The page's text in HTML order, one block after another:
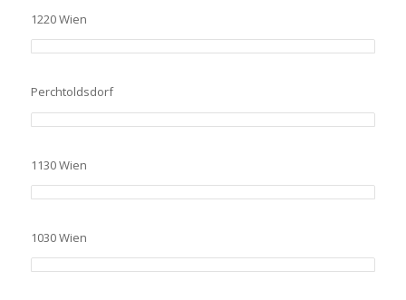
1220 Wien
Perchtoldsdorf
1130 Wien
1030 Wien